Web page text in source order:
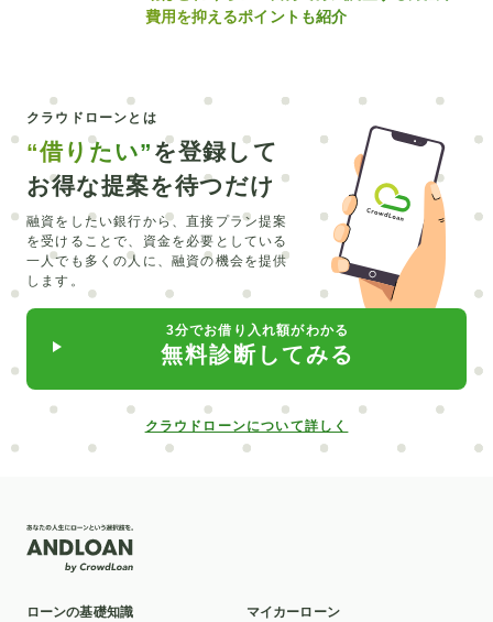
費用を抑えるポイントも紹介
クラウドローンとは
“借りたい” を登録して
お得な提案を待つだけ
融資をしたい銀行から、直接プラン提案
を受けることで、 資金を必要としている
一人でも多くの人に、融資の機会を提供
します。
3分でお借り入れ額がわかる
無料診断してみる
クラウドローンについて詳しく
ローンの基礎知識 マイカーローン